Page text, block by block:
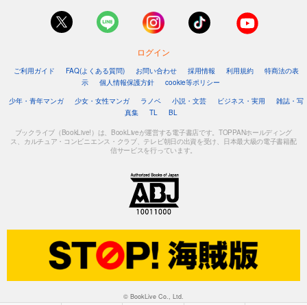
ログイン
ご利用ガイド FAQ(よくある質問) お問い合わせ 採用情報 利用規約
特商法の表
示
個人情報保護方針
cookie等ポリシー
少年・青年マンガ
少女・女性マンガ ラノベ 小説・文芸 ビジネス・実用
雑誌・写
真集
TL BL
ブックライブ（BookLive!）は、BookLiveが運営する電子書店です。TOPPANホールディング
ス、カルチュア・コンビニエンス・クラブ、テレビ朝日の出資を受け、日本最大級の電子書籍配
信サービスを行っています。
© BookLive Co., Ltd.